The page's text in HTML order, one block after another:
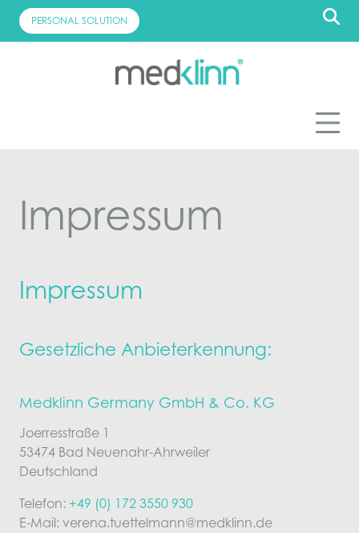
Skip
PERSONAL SOLUTION
Impressum
Impressum
Gesetzliche Anbieterkennung:
Medklinn Germany GmbH & Co. KG
Joerresstraße 1
53474 Bad Neuenahr-Ahrweiler
Deutschland
Telefon: +49 (0) 172 3550 930
E-Mail: verena.tuettelmann@medklinn.de